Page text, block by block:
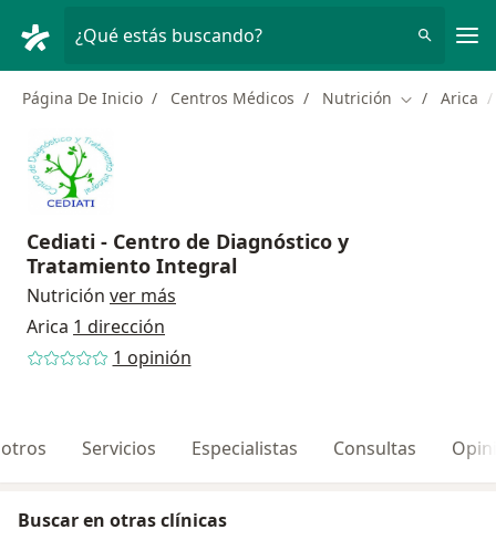
¿Qué estás buscando?
Página De Inicio Centros Médicos Nutrición Cambiar de
Arica
Cediati - Centro de Diagnóstico y
Tratamiento Integral
Nutrición ver más
Arica 1 dirección
1 opinión
Servicios Especialistas Consultas
Buscar en otras clínicas